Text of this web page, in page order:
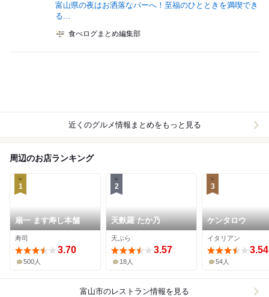
富山県の夜はお洒落なバーへ！至福のひとときを満喫でき
る...
食べログまとめ編集部
近くのグルメ情報まとめをもっと見る
周辺のお店ランキング
1
扇一 ます寿し本舗
寿司
3.70
500人
2
天麩羅 たか乃
天ぷら
3.57
18人
3
ケンタロウ
イタリアン
3.54
54人
富山市のレストラン情報を見る